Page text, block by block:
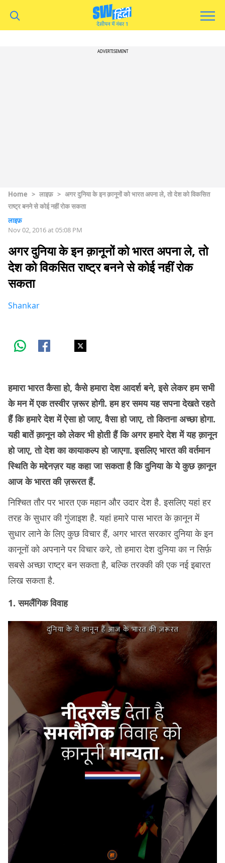
ADVERTISEMENT
Home > लाइफ़ > अगर दुनिया के इन क़ानूनों को भारत अपना ले, तो देश को विकसित
राष्ट्र बनने से कोई नहीं रोक सकता
लाइफ़
Nov 02, 2016 at 05:08 PM
अगर दुनिया के इन क़ानूनों को भारत अपना ले, तो
देश को विकसित राष्ट्र बनने से कोई नहीं रोक
सकता
Shankar
हमारा भारत कैसा हो, कैसे हमारा देश आदर्श बने, इसे लेकर हम सभी
के मन में एक तस्वीर ज़रूर होगी. हम हर समय यह सपना देखते रहते
हैं कि हमारे देश में ऐसा हो जाए, वैसा हो जाए, तो कितना अच्छा होगा.
यही बातें क़ानून को लेकर भी होती हैं कि अगर हमारे देश में यह क़ानून
हो जाए, तो देश का कायाकल्प हो जाएगा. इसलिए भारत की वर्तमान
स्थिति के मद्देनज़र यह कहा जा सकता है कि दुनिया के ये कुछ क़ानून
आज के भारत की ज़रूरत हैं.
निश्चित तौर पर भारत एक महान और उदार देश है. इसलिए यहां हर
तरह के सुधार की गुंजाइश है. यहां हमारे पास भारत के क़ानून में
सुधार लाने के लिए कुछ विचार हैं, अगर भारत सरकार दुनिया के इन
कानूनों को अपनाने पर विचार करे, तो हमारा देश दुनिया का न सिर्फ़
सबसे अच्छा राष्ट्र बन सकता है, बल्कि तरक्की की एक नई इबारत
लिख सकता है.
1. समलैंगिक विवाह